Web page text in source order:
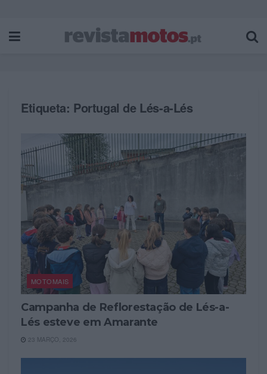
Etiqueta: Portugal de Lés-a-Lés
MOTOMAIS
Campanha de Reflorestação de Lés-a-
Lés esteve em Amarante
23 MARÇO, 2026